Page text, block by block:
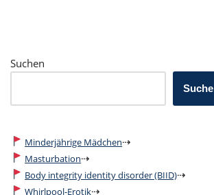
Suchen
Suche
Minderjährige Mädchen⇢
Masturbation⇢
Body integrity identity disorder (BIID)⇢
Whirlpool-Erotik⇢